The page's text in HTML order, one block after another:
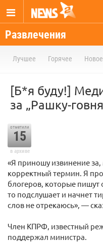
Развлечения
Лучшее Горячее Новое
[Б*я буду!]
за „Рашку-
отметили
15
в архиве
«Я приношу извинение
корректный термин. Я
блогеров, которые пишут
то подслушает и начнет
слов не отрекаюсь», —
Член КПРФ, известный
поддержал министра.